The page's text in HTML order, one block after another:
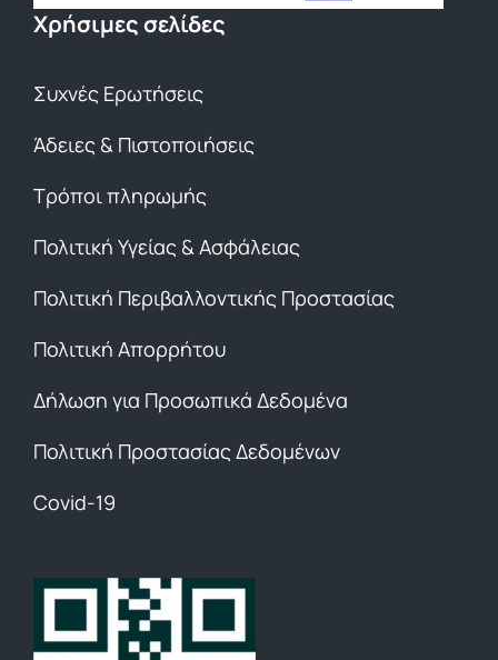
Χρήσιμες σελίδες
Συχνές Ερωτήσεις
Άδειες & Πιστοποιήσεις
Τρόποι πληρωμής
Πολιτική Υγείας & Ασφάλειας
Πολιτική Περιβαλλοντικής Προστασίας
Πολιτική Απορρήτου
Δήλωση για Προσωπικά Δεδομένα
Πολιτική Προστασίας Δεδομένων
Covid-19